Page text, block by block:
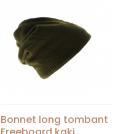
Bonnet long tombant